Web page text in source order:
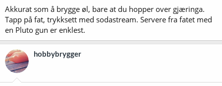
Akkurat som å brygge øl, bare at du hopper over gjæringa.
Tapp på fat, trykksett med sodastream. Servere fra fatet med
en Pluto gun er enklest.
hobbybrygger